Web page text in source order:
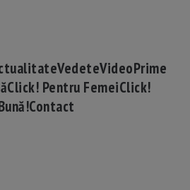
VedeteVideoPrime
Click! Pentru FemeiClick!
Contact